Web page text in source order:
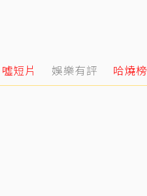
噓短片 娛樂有評 哈燒榜